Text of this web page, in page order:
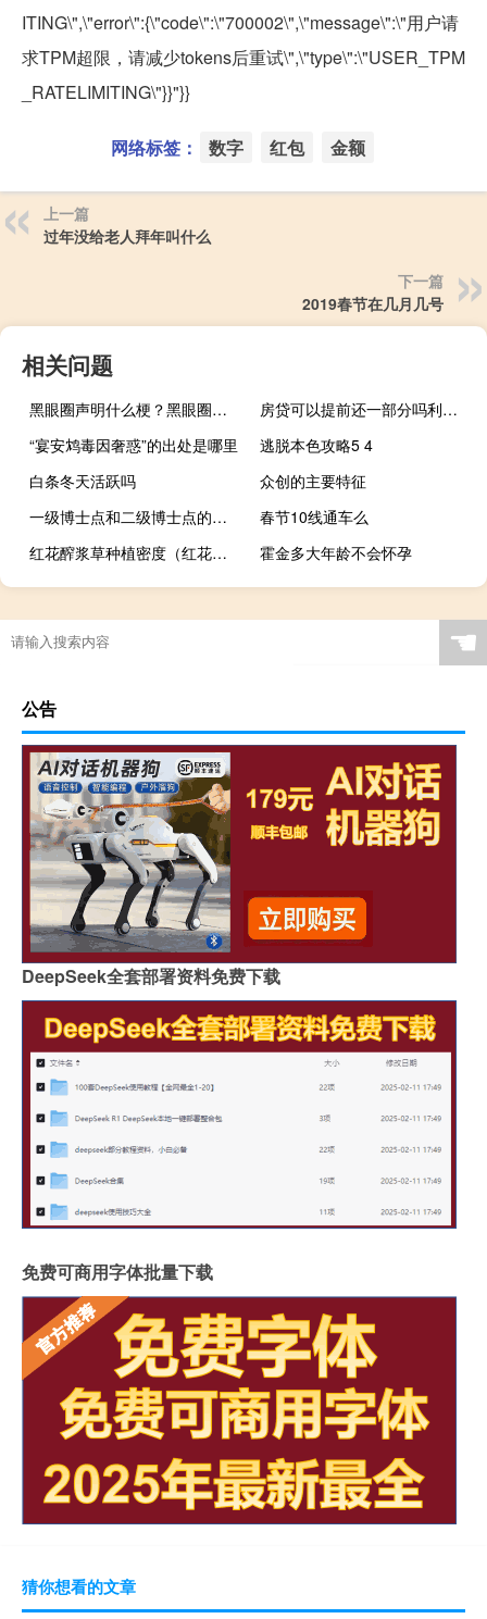
ITING\",\"error\":{\"code\":\"700002\",\"message\":\"用户请
求TPM超限，请减少tokens后重试\",\"type\":\"USER_TPM
_RATELIMITING\"}}"}}
网络标签： 数字 红包 金额
上一篇
过年没给老人拜年叫什么
下一篇
2019春节在几月几号
相关问题
黑眼圈声明什么梗？黑眼圈声明是什么意思什么梗
房贷可以提前还一部分吗利息怎么算（房贷可以提前还一部分）
“宴安鸩毒因奢惑”的出处是哪里
逃脱本色攻略5 4
白条冬天活跃吗
众创的主要特征
一级博士点和二级博士点的区别
春节10线通车么
红花醡浆草种植密度（红花醡浆草）
霍金多大年龄不会怀孕
☚
公告
DeepSeek全套部署资料免费下载
免费可商用字体批量下载
猜你想看的文章